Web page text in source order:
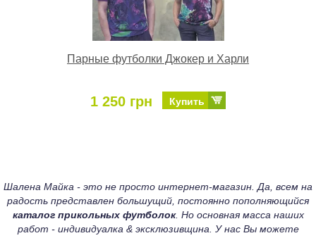
Парные футболки Джокер и Харли
1 250 грн Купить
Шалена Майка - это не просто интернет-магазин. Да, всем на
радость представлен большущий, постоянно пополняющийся
каталог прикольных футболок. Но основная масса наших
работ - индивидуалка & эксклюзивщина. У нас Вы можете